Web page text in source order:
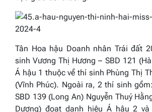
Tân Hoa hậu Doanh nhân Trái đất
sinh Vương Thị Hương – SBD 121
Á hậu 1 thuộc về thí sinh Phùng Thị
(Vĩnh Phúc). Ngoài ra, 2 thí sinh
SBD 139 (Long An) Nguyễn Thuý
Dương) đoạt danh hiệu Á hậu 2